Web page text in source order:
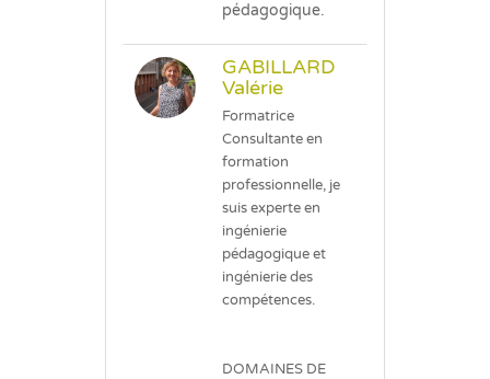
pédagogique.
GABILLARD
Valérie
Formatrice
Consultante en
formation
professionnelle, je
suis experte en
ingénierie
pédagogique et
ingénierie des
compétences.
DOMAINES DE